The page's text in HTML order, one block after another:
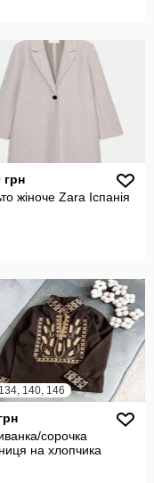
грн
жіноче Zara Іспанія
140, 146
сорочка
на хлопчика